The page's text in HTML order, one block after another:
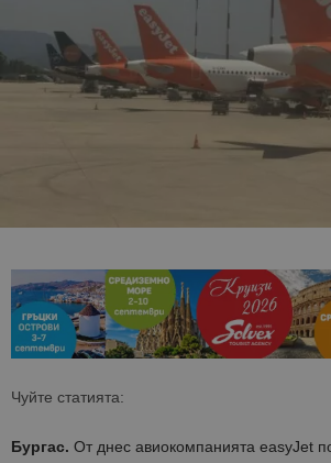
Чуйте статията:
Бургас. От днес авиокомпанията easyJet